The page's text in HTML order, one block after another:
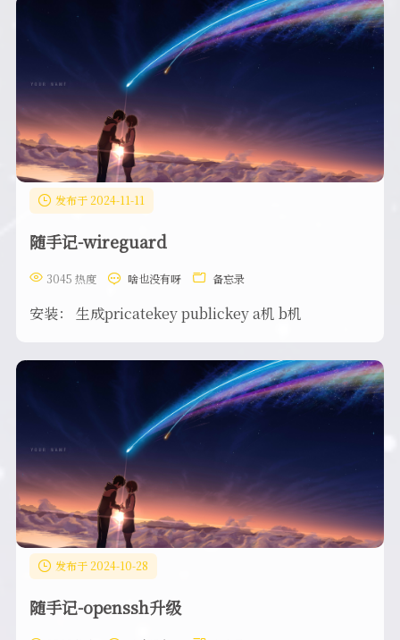
发布于 2024-11-11
随手记-wireguard
3045 热度 啥也没有呀 备忘录
安装： 生成pricatekey publickey a机 b机
发布于 2024-10-28
随手记-openssh升级